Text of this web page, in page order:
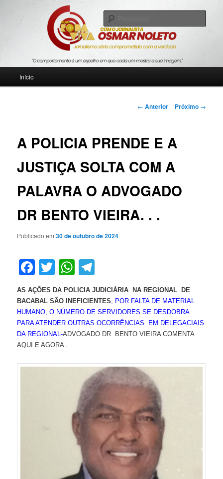
Blog Roda Viva
Jornalismo sério comprometido com a verdade
Início
Navegação
← Anterior Próximo →
A POLICIA PRENDE E A
JUSTIÇA SOLTA COM A
PALAVRA O ADVOGADO
DR BENTO VIEIRA. . .
Publicado em30 de outubro de 2024
Facebook
TwitterWhatsApp
AS AÇÕES DA POLICIA JUDICIÁRIA NA REGIONAL DE
BACABAL SÃO INEFICIENTES , POR FALTA DE MATERIAL
HUMANO, O NÚMERO DE SERVIDORES SE DESDOBRA
PARA ATENDER OUTRAS OCORRÊNCIAS EM DELEGACIAIS
DA REGIONAL-ADVOGADO DR BENTO VIEIRA COMENTA
AQUI E AGORA .